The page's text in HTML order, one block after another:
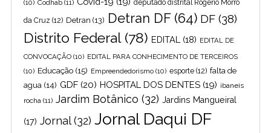
(10) Codhab (11) deputado distrital Rogério Morro
da Cruz (12) Detran (13) Detran DF(64) DF (38)
Distrito Federal(78) EDITAL (18) EDITAL DE
CONVOCAÇÃO (10) EDITAL PARA CONHECIMENTO DE TERCEIROS
(10) Educação (15) Empreendedorismo (10) esporte (12) falta de
agua (14) GDF (20) HOSPITAL DOS DENTES (19) ibaneis
rocha (11) Jardim Botânico (32) Jardins Mangueiral
(17) Jornal(32) Jornal Daqui DF